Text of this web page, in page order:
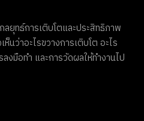
ยุทธ์การเติบโตและประสิทธิภาพ
นว่าอะไรขวางการเติบโต อะไร
งมือทำ และการวัดผลให้ทำงานไป